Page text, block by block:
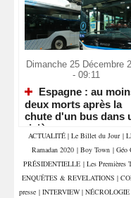
Dimanche 25 Décembre
- 09:11
Espagne : au
deux morts après la
chute d'un bus dans
rivière
ACTUALITÉ | Le Billet du Jour |
Ramadan 2020 | Boy Town | Géo
PRÉSIDENTIELLE | Les Premières
ENQUÊTES & REVELATIONS |
presse | INTERVIEW | NÉCROLOGIE